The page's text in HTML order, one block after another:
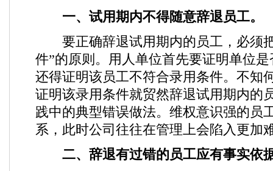
一、试用期内不得随意辞退员工。
要正确辞退试用期内的员工，必须
件”的原则。用人单位首先要证明单位
还得证明该员工不符合录用条件。不知
证明该录用条件就贸然辞退试用期内的
践中的典型错误做法。维权意识强的员
系，此时公司往往在管理上会陷入更加
二、辞退有过错的员工应有事实依